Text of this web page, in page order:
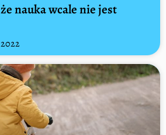
nauka wcale nie jest